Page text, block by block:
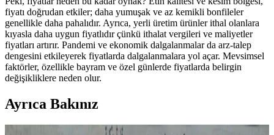
fiyatı doğrudan etkiler; daha yumuşak ve az kemikli bonfileler
genellikle daha pahalıdır. Ayrıca, yerli üretim ürünler ithal olanlara
kıyasla daha uygun fiyatlıdır çünkü ithalat vergileri ve maliyetler
fiyatları artırır. Pandemi ve ekonomik dalgalanmalar da arz-talep
dengesini etkileyerek fiyatlarda dalgalanmalara yol açar. Mevsimsel
faktörler, özellikle bayram ve özel günlerde fiyatlarda belirgin
değişikliklere neden olur.
Ayrıca Bakınız